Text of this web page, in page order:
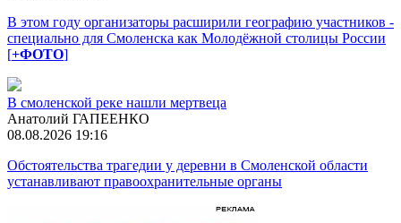
В этом году организаторы расширили географию участников -
специально для Смоленска как Молодёжной столицы России
[+ФОТО]
В смоленской реке нашли мертвеца
Анатолий ГАПЕЕНКО
08.08.2026 19:16
Обстоятельства трагедии у деревни в Смоленской области
устанавливают правоохранительные органы